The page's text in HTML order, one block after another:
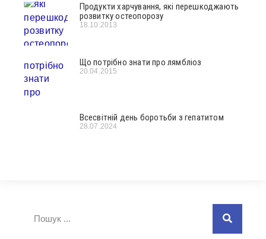
Продукти харчування, які перешкоджають
розвитку остеопорозу
18.10.2013
Що потрібно знати про лямбліоз
20.04.2015
Всесвітній день боротьби з гепатитом
28.07.2024